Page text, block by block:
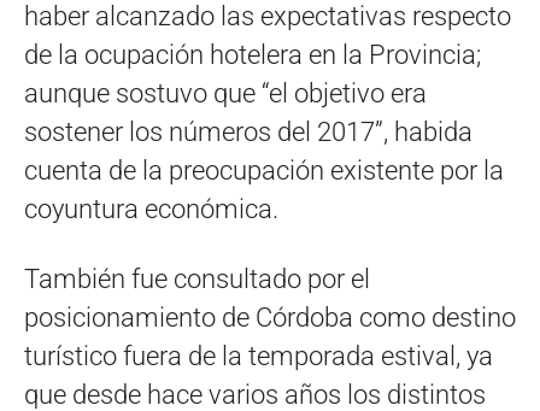
haber alcanzado las expectativas respecto
de la ocupación hotelera en la Provincia;
aunque sostuvo que “el objetivo era
sostener los números del 2017”, habida
cuenta de la preocupación existente por la
coyuntura económica.
También fue consultado por el
posicionamiento de Córdoba como destino
turístico fuera de la temporada estival, ya
que desde hace varios años los distintos